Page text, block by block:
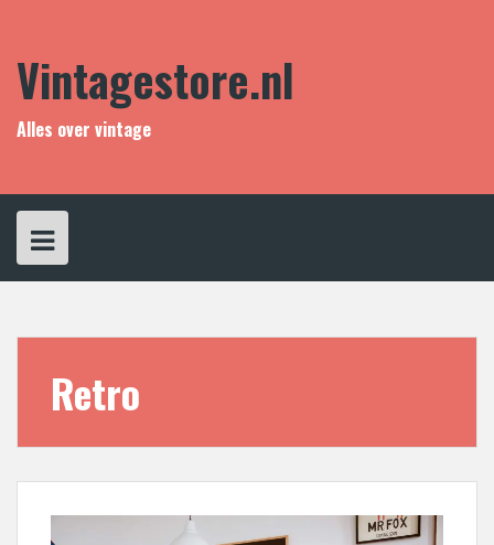
Vintagestore.nl
Alles over vintage
Retro